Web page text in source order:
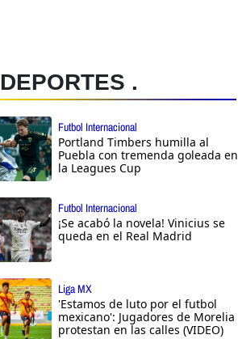
DEPORTES .
Futbol Internacional
Portland Timbers humilla al
Puebla con tremenda goleada en
la Leagues Cup
Futbol Internacional
¡Se acabó la novela! Vinicius se
queda en el Real Madrid
Liga MX
'Estamos de luto por el futbol
mexicano': Jugadores de Morelia
protestan en las calles (VIDEO)